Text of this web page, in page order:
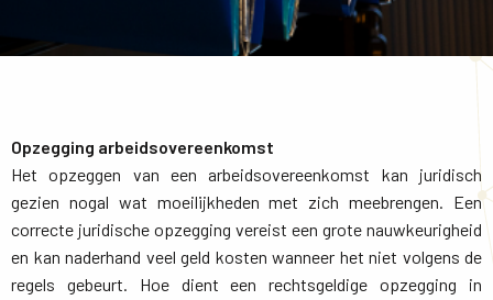
Opzegging arbeidsovereenkomst
Het opzeggen van een arbeidsovereenkomst kan juridisch
gezien nogal wat moeilijkheden met zich meebrengen. Een
correcte juridische opzegging vereist een grote nauwkeurigheid
en kan naderhand veel geld kosten wanneer het niet volgens de
regels gebeurt. Hoe dient een rechtsgeldige opzegging in